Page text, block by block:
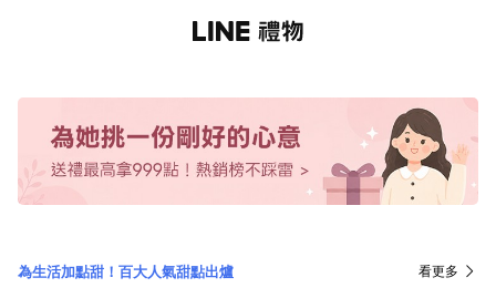
為生活加點甜！百大人氣甜點出爐 看更多